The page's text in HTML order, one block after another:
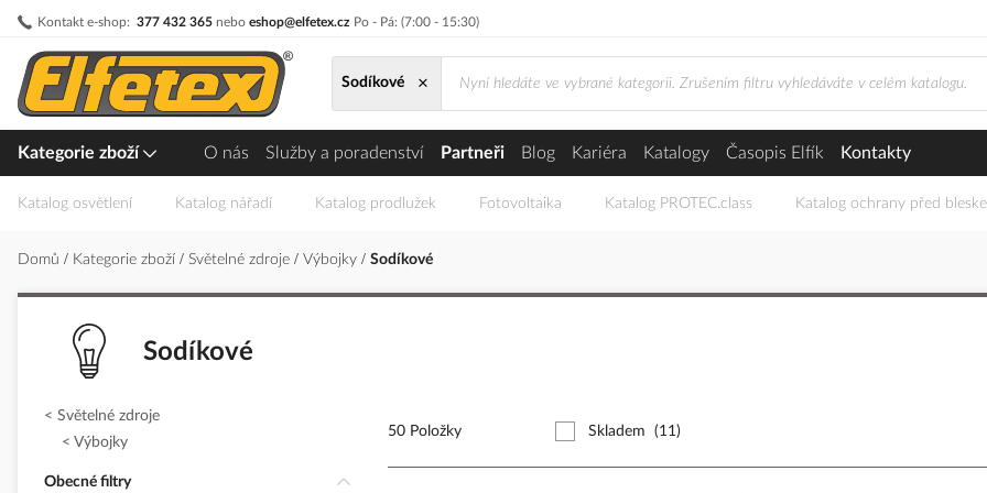
Kontakt e-shop: 377 432 365 nebo eshop@elfetex.cz Po - Pá: (7:00 - 15:30)
Přejít
obsah
Sodíkové
×
Kategorie zboží O nás Služby a poradenství Partneři Blog Kariéra Katalogy Časopis Elfík Kontakty
Katalog osvětlení Katalog nářadí Katalog prodlužek Fotovoltaika Katalog PROTEC.class Katalog ochrany před
Domů Kategorie zboží Světelné zdroje Výbojky Sodíkové
Sodíkové
50 Položky Skladem (11)
Světelné zdroje
Výbojky
Obecné filtry